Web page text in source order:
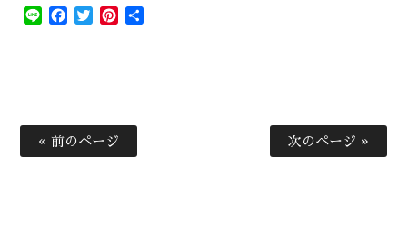
Line Facebook
TwitterPinterest
« 前のページ 次のページ »